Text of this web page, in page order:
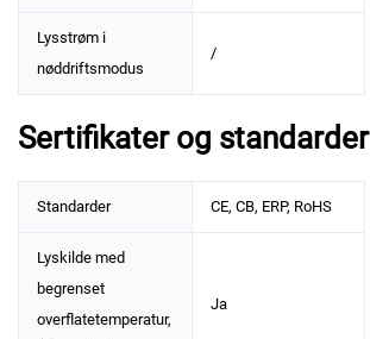
Lysstrøm i
nøddriftsmodus
/
Sertifikater og standarder
Standarder CE, CB, ERP, RoHS
Lyskilde med
begrenset
overflatetemperatur,
Ja